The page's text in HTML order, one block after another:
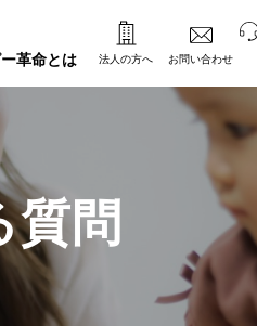
革命とは 法人の方へ お問い合わせ
質問